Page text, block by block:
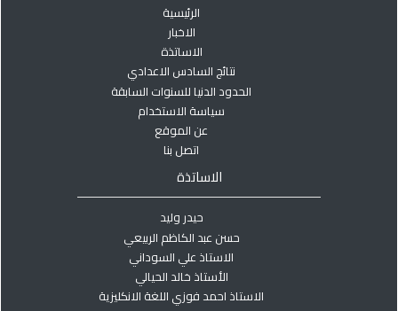
الرئيسية
الاخبار
الاساتذة
نتائج السادس الاعدادي
الحدود الدنيا للسنوات السابقة
سياسة الاستخدام
عن الموقع
اتصل بنا
الاساتذة
حيدر وليد
حسن عبد الكاظم الربيعي
الاستاذ علي السوداني
الأستاذ خالد الحيالي
الاستاذ احمد فوزي اللغة الانكليزية